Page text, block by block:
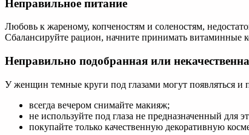
Неправильное питание
Любовь к жареному, копченостям и соленостям,
Сбалансируйте рацион, начните принимать витаминные
Неправильно подобранная или
У женщин темные круги под глазами могут появляться и
всегда вечером снимайте макияж;
не используйте под глаза не предназначенный для
покупайте только качественную декоративную